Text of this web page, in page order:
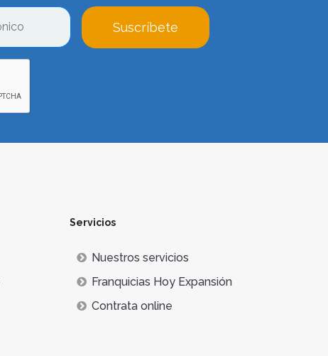
Suscríbete
Servicios
Nuestros servicios
Franquicias Hoy Expansión
Contrata online